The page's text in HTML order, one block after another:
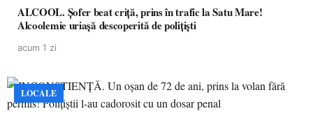
ALCOOL. Șofer beat criță, prins în trafic la Satu Mare!
Alcoolemie uriașă descoperită de polițiști
acum 1 zi
LOCALE